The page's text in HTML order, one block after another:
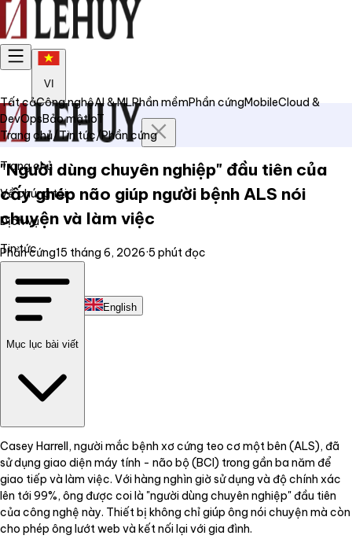
VI
Trang chủ
Về chúng tôi
Dịch vụ
Tin tức
Liên hệ
Tiếng Việt English
Tất cảCông nghệAI & MLPhần mềmPhần cứngMobileCloud &
DevOpsBảo mậtIoT
Trang chủ/Tin tức/Phần cứng
"Người dùng chuyên nghiệp" đầu tiên của
cấy ghép não giúp người bệnh ALS nói
chuyện và làm việc
Phần cứng15 tháng 6, 2026·5 phút đọc
Mục lục bài viết
Casey Harrell, người mắc bệnh xơ cứng teo cơ một bên (ALS), đã
sử dụng giao diện máy tính - não bộ (BCI) trong gần ba năm để
giao tiếp và làm việc. Với hàng nghìn giờ sử dụng và độ chính xác
lên tới 99%, ông được coi là "người dùng chuyên nghiệp" đầu tiên
của công nghệ này. Thiết bị không chỉ giúp ông nói chuyện mà còn
cho phép ông lướt web và kết nối lại với gia đình.